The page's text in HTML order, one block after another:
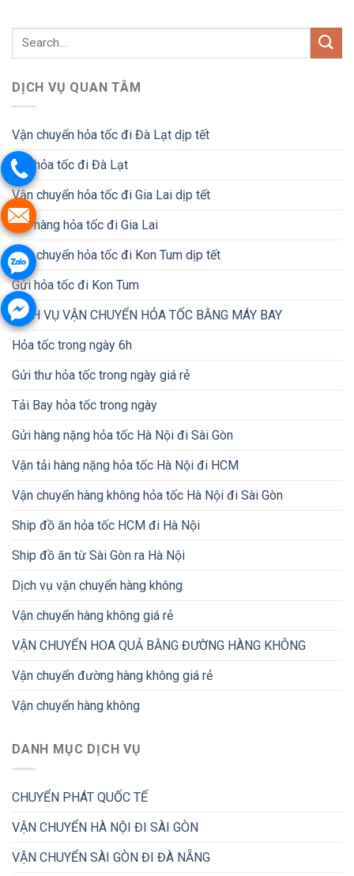
DỊCH VỤ QUAN TÂM
Vận chuyển hỏa tốc đi Đà Lạt dịp tết
Gửi hỏa tốc đi Đà Lạt
Vận chuyển hỏa tốc đi Gia Lai dịp tết
Gửi hàng hỏa tốc đi Gia Lai
Vận chuyển hỏa tốc đi Kon Tum dịp tết
Gửi hỏa tốc đi Kon Tum
DỊCH VỤ VẬN CHUYỂN HỎA TỐC BẰNG MÁY BAY
Hỏa tốc trong ngày 6h
Gửi thư hỏa tốc trong ngày giá rẻ
Tải Bay hỏa tốc trong ngày
Gửi hàng nặng hỏa tốc Hà Nội đi Sài Gòn
Vận tải hàng nặng hỏa tốc Hà Nội đi HCM
Vận chuyển hàng không hỏa tốc Hà Nội đi Sài Gòn
Ship đồ ăn hỏa tốc HCM đi Hà Nội
Ship đồ ăn từ Sài Gòn ra Hà Nội
Dịch vụ vận chuyển hàng không
Vận chuyển hàng không giá rẻ
VẬN CHUYỂN HOA QUẢ BẰNG ĐƯỜNG HÀNG KHÔNG
Vận chuyển đường hàng không giá rẻ
Vận chuyển hàng không
DANH MỤC DỊCH VỤ
CHUYỂN PHÁT QUỐC TẾ
VẬN CHUYỂN HÀ NỘI ĐI SÀI GÒN
VẬN CHUYỂN SÀI GÒN ĐI ĐÀ NẴNG